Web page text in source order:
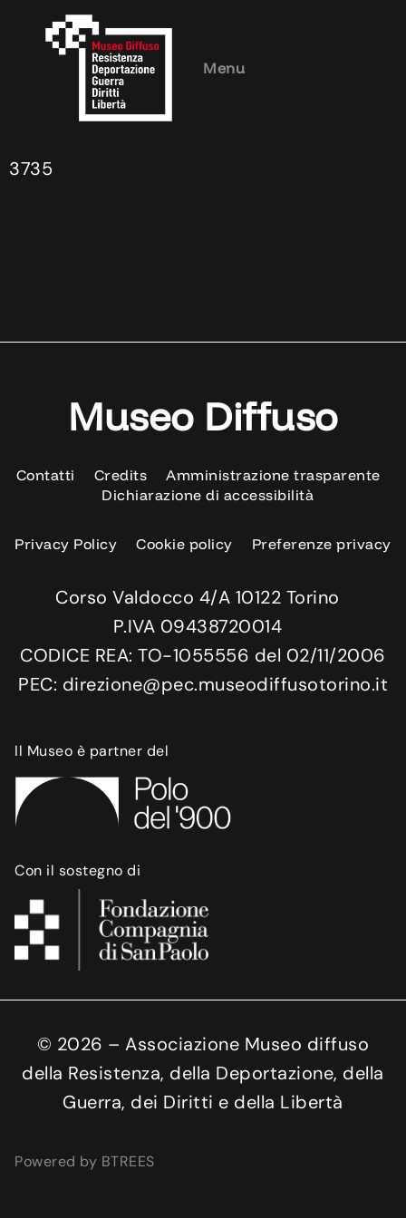
Menu
3735
Museo Diffuso
Contatti Credits
Amministrazione trasparente
Dichiarazione di accessibilità
Privacy Policy Cookie policy Preferenze privacy
Corso Valdocco 4/A 10122 Torino
P.IVA 09438720014
CODICE REA: TO-1055556 del 02/11/2006
PEC: direzione@pec.museodiffusotorino.it
Il Museo è partner del
Con il sostegno di
© 2026 – Associazione Museo diffuso
della Resistenza, della Deportazione, della
Guerra, dei Diritti e della Libertà
Powered by BTREES